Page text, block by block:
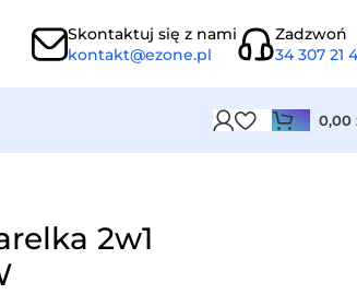
Skontaktuj się z nami
kontakt@ezone.pl
Zadzwoń
34 307 21
0,00
2w1